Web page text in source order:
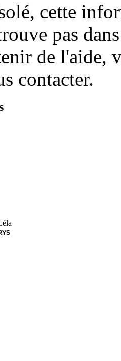
cette
pas
de l'aide,
contacter.